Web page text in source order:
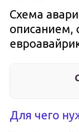
Схема
описанием,
Для чего